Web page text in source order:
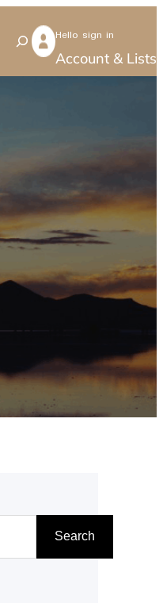
S
e
Hello sign in
Account & Lists
Search